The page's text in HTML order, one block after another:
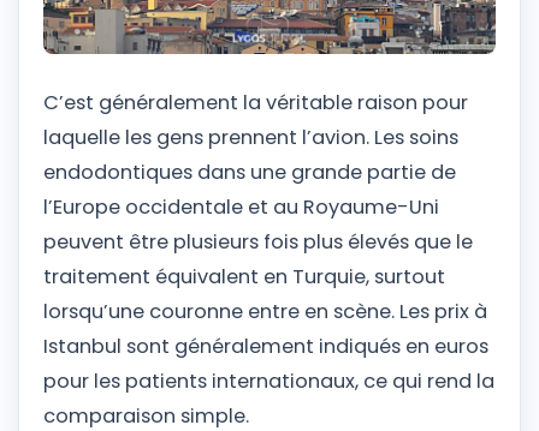
C’est généralement la véritable raison pour
laquelle les gens prennent l’avion. Les soins
endodontiques dans une grande partie de
l’Europe occidentale et au Royaume-Uni
peuvent être plusieurs fois plus élevés que le
traitement équivalent en Turquie, surtout
lorsqu’une couronne entre en scène. Les prix à
Istanbul sont généralement indiqués en euros
pour les patients internationaux, ce qui rend la
comparaison simple.